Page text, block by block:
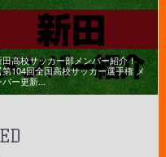
田高校サッカー部メンバー紹介！
第104回全国高校サッカー選手権 メ
バー更新...